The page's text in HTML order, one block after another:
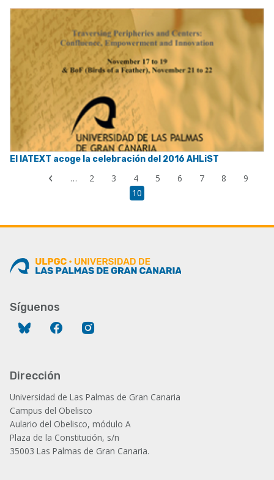
El IATEXT acoge la celebración del 2016 AHLiST
… Página
2 Página
3 Página
4 Página
5 Página
6 Página
7 Página
8 Página
9
Página
10
Síguenos
Bluesky Facebook
Dirección
Universidad de Las Palmas de Gran Canaria
Campus del Obelisco
Aulario del Obelisco, módulo A
Plaza de la Constitución, s/n
35003 Las Palmas de Gran Canaria.